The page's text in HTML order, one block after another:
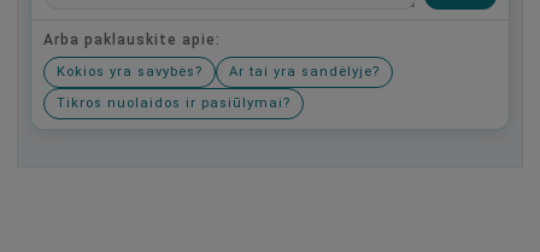
Arba paklauskite apie:
Kokios yra savybės?
Ar tai yra sandėlyje?
Tikros nuolaidos ir pasiūlymai?